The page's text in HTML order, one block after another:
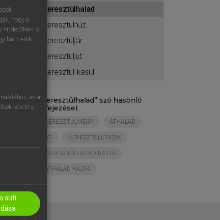
keresztülhalad
keresztülhúz
keresztüljár
keresztüljut
keresztül-kasul
„ keresztülhalad” szó hasonló
kifejezései:
KERESZTÜLMEGY ÁTHALAD
ÁT- KERESZTÜLUTAZIK
KERESZTÜLHALAD RAJTA
ÁTHALAD RAJTA
hogy a
hirdetőkkel is
harmadik
és a
között a
süti